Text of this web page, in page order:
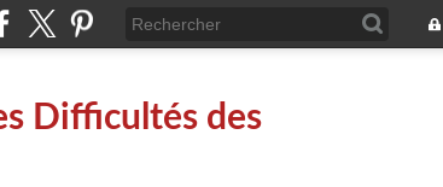
Difficultés des